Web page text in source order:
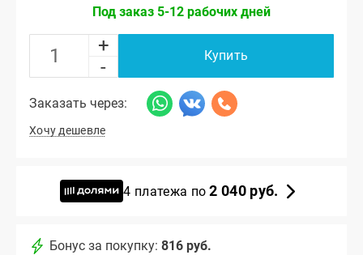
Под заказ 5-12 рабочих дней
+
-
Купить
Заказать через:
Хочу дешевле
4 платежа по2 040 руб.
Бонус за покупку: 816 руб.